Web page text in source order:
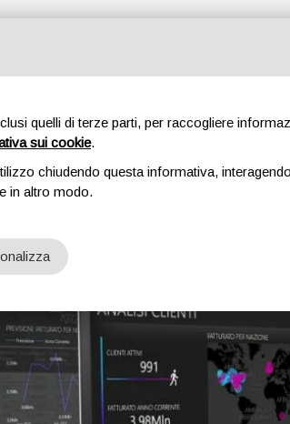
Interface
– Software
quelli di terze parti, per raccogliere
sui cookie.
chiudendo questa informativa,
in altro modo.